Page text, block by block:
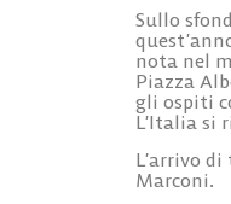
Sullo
nota nel
Piazza
gli ospiti
L’Italia si
L’arrivo
Marconi.